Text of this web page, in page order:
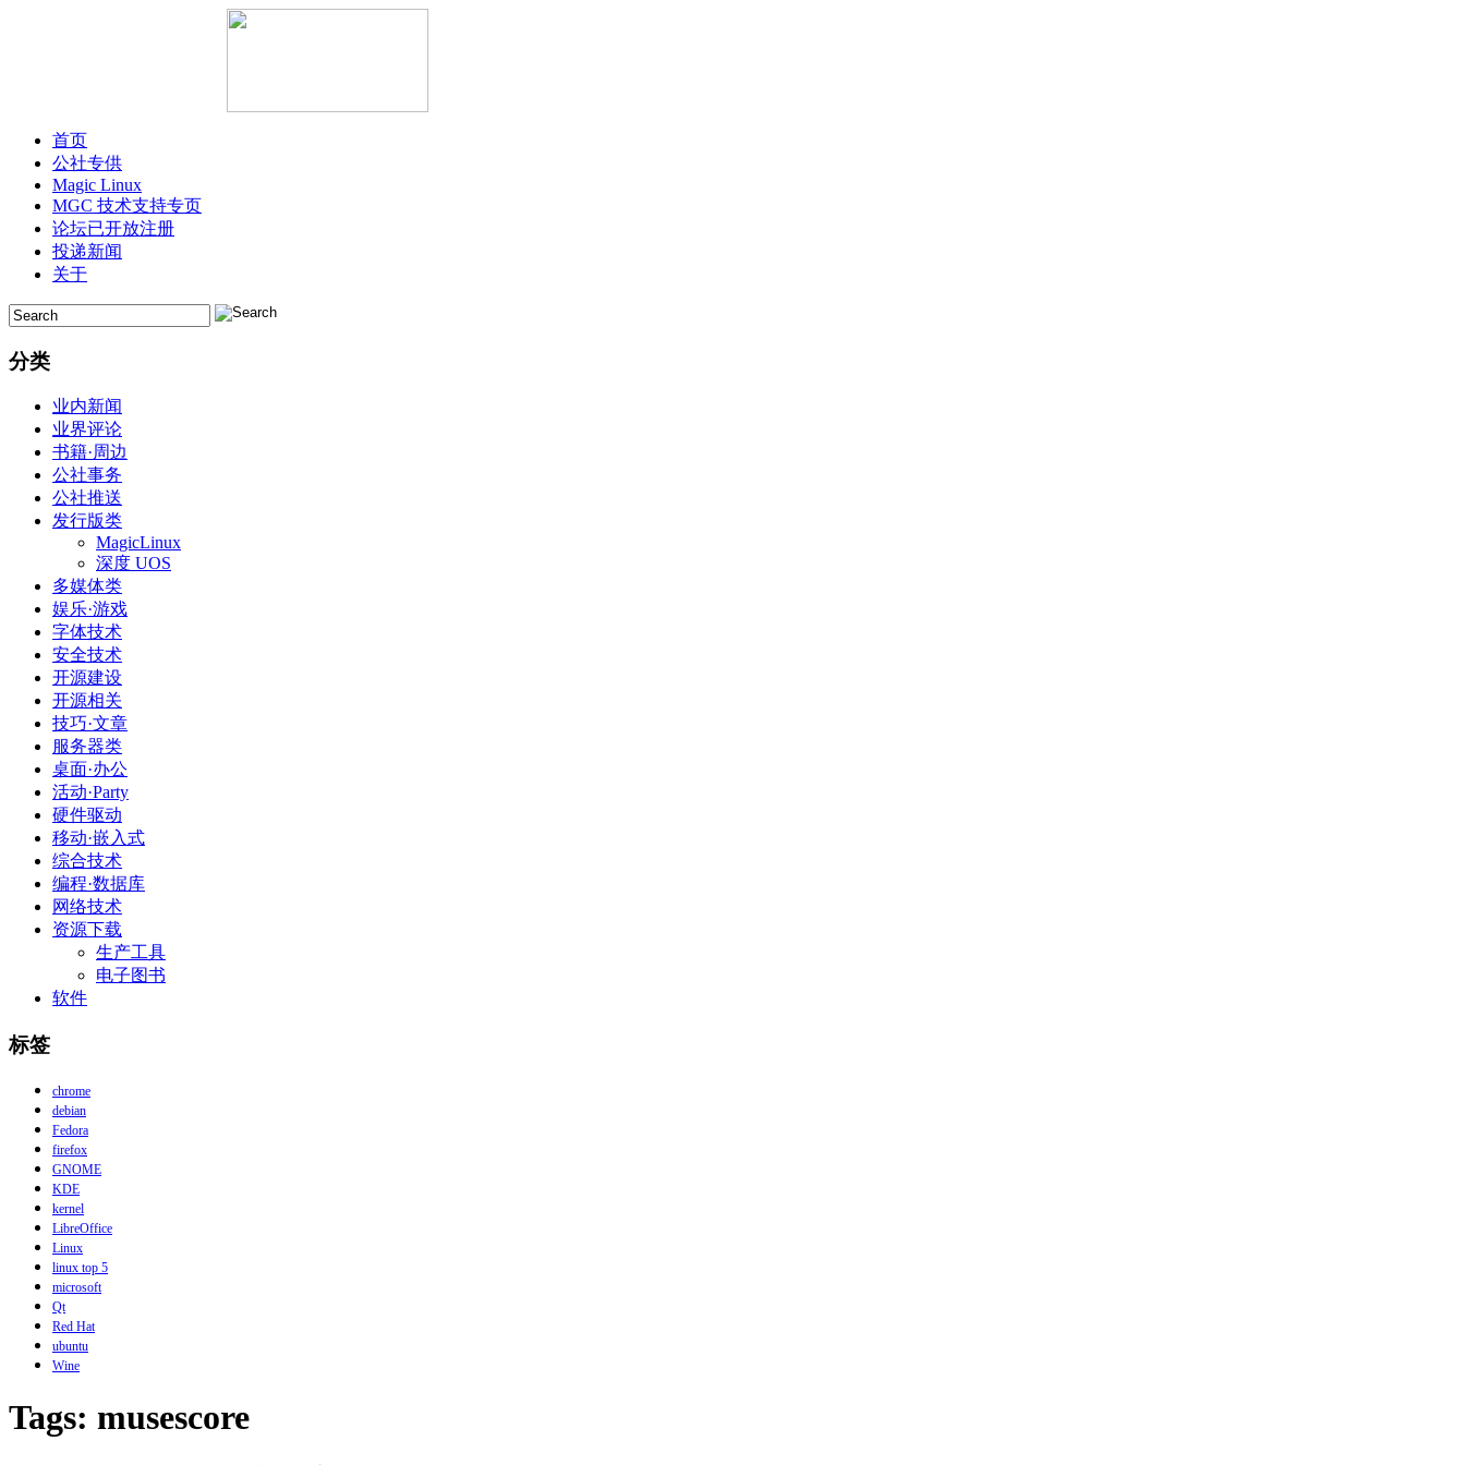
首页
公社专供
Magic Linux
MGC 技术支持专页
论坛已开放注册
投递新闻
关于
分类
业内新闻
业界评论
书籍·周边
公社事务
公社推送
发行版类
MagicLinux
深度 UOS
多媒体类
娱乐·游戏
字体技术
安全技术
开源建设
开源相关
技巧·文章
服务器类
桌面·办公
活动·Party
硬件驱动
移动·嵌入式
综合技术
编程·数据库
网络技术
资源下载
生产工具
电子图书
软件
标签
chrome
debian
Fedora
firefox
GNOME
KDE
kernel
LibreOffice
Linux
linux top 5
microsoft
Qt
Red Hat
ubuntu
Wine
Tags: musescore